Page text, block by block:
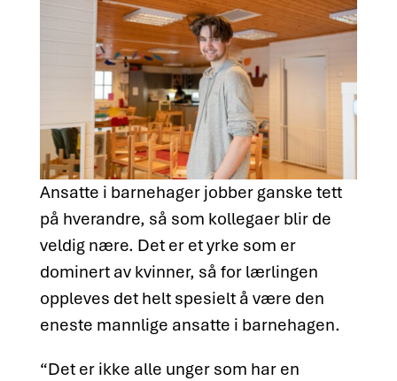
Ansatte i barnehager jobber ganske tett
på hverandre, så som kollegaer blir de
veldig nære. Det er et yrke som er
dominert av kvinner, så for lærlingen
oppleves det helt spesielt å være den
eneste mannlige ansatte i barnehagen.
“Det er ikke alle unger som har en